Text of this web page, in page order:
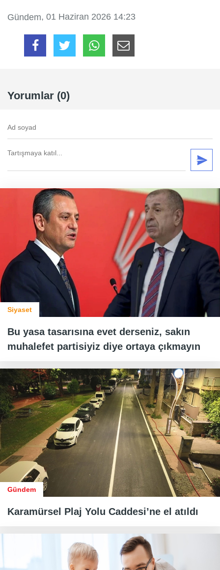
Gündem, 01 Haziran 2026 14:23
Yorumlar (0)
Siyaset
Bu yasa tasarısına evet derseniz, sakın
muhalefet partisiyiz diye ortaya çıkmayın
Gündem
Karamürsel Plaj Yolu Caddesi’ne el atıldı